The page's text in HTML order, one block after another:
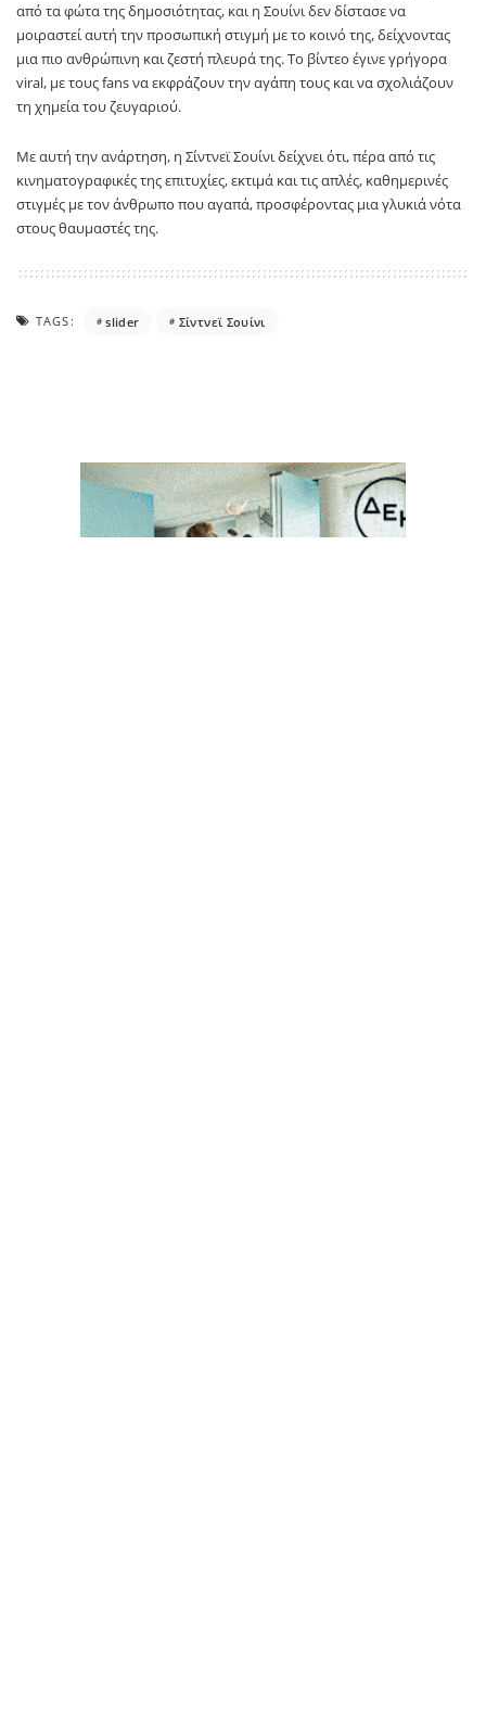
από τα φώτα της δημοσιότητας, και η Σουίνι δεν δίστασε να
μοιραστεί αυτή την προσωπική στιγμή με το κοινό της, δείχνοντας
μια πιο ανθρώπινη και ζεστή πλευρά της. Το βίντεο έγινε γρήγορα
viral, με τους fans να εκφράζουν την αγάπη τους και να σχολιάζουν
τη χημεία του ζευγαριού.
Με αυτή την ανάρτηση, η Σίντνεϊ Σουίνι δείχνει ότι, πέρα από τις
κινηματογραφικές της επιτυχίες, εκτιμά και τις απλές, καθημερινές
στιγμές με τον άνθρωπο που αγαπά, προσφέροντας μια γλυκιά νότα
στους θαυμαστές της.
TAGS: slider Σίντνεϊ Σουίνι